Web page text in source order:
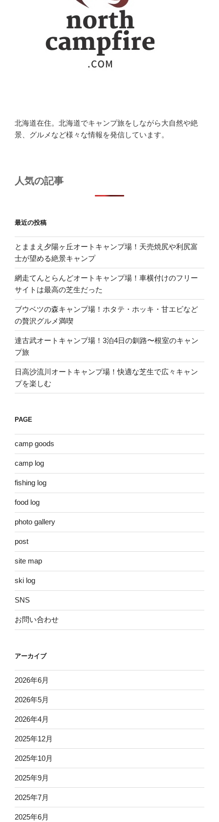
北海道在住。北海道でキャンプ旅をしながら大自然や絶
景、グルメなど様々な情報を発信しています。
人気の記事
最近の投稿
とままえ夕陽ヶ丘オートキャンプ場！天売焼尻や利尻富
士が望める絶景キャンプ
網走てんとらんどオートキャンプ場！車横付けのフリー
サイトは最高の芝生だった
ブウベツの森キャンプ場！ホタテ・ホッキ・甘エビなど
の贅沢グルメ満喫
達古武オートキャンプ場！3泊4日の釧路〜根室のキャン
プ旅
日高沙流川オートキャンプ場！快適な芝生で広々キャン
プを楽しむ
PAGE
camp goods
camp log
fishing log
food log
photo gallery
post
site map
ski log
SNS
お問い合わせ
アーカイブ
2026年6月
2026年5月
2026年4月
2025年12月
2025年10月
2025年9月
2025年7月
2025年6月